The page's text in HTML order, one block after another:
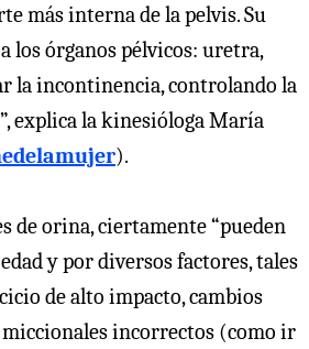
más interna de la pelvis. Su
los órganos pélvicos: uretra,
la incontinencia, controlando la
explica la kinesióloga María
).
de orina, ciertamente “pueden
y por diversos factores, tales
de alto impacto, cambios
incorrectos (como ir